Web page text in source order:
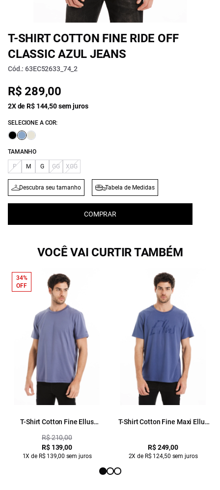
T-SHIRT COTTON FINE RIDE OFF
CLASSIC AZUL JEANS
Cód.: 63EC52633_74_2
R$ 289,00
2X de R$ 144,50 sem juros
SELECIONE A COR:
TAMANHO
P M G GG XGG
Descubra seu tamanho Tabela de Medidas
COMPRAR
VOCÊ VAI CURTIR TAMBÉM
T-Shirt Cotton Fine Ellus
R$ 210,00
R$ 139,00
1X de R$ 139,00 sem juros
34%
OFF
T-Shirt Cotton Fine Maxi Ellus
R$ 249,00
2X de R$ 124,50 sem juros